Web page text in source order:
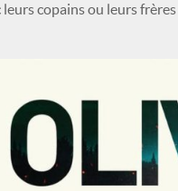
leurs copains ou leurs